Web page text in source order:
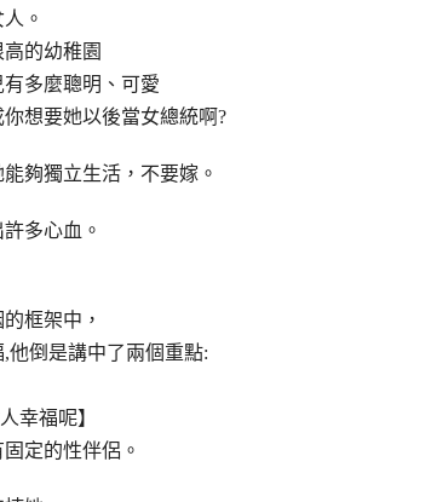
。
的幼稚園
多麼聰明、可愛
想要她以後當女總統啊?
夠獨立生活，不要嫁。
多心血。
框架中，
他倒是講中了兩個重點:
幸福呢】
定的性伴侶。